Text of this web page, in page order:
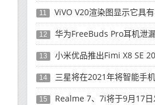
11 ViVO V20渲染图显示它具有与vivo X50
12 华为FreeBuds Pro耳机泄漏出非
13 小米优品推出Fimi X8 SE 2020
14 三星将在2021年将智能手机出货
15 Realme 7、7i将于9月17日发布；Realme 7i的